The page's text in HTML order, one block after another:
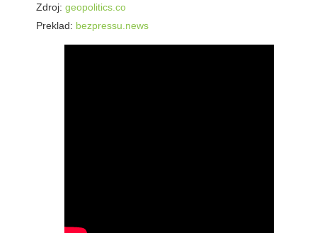
Zdroj: geopolitics.co
Preklad: bezpressu.news